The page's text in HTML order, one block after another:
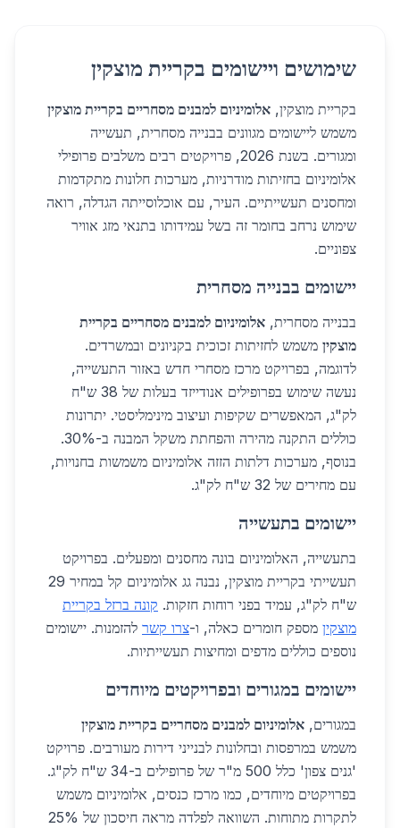
שימושים ויישומים בקריית מוצקין
בקריית מוצקין, אלומיניום למבנים מסחריים בקריית מוצקין
משמש ליישומים מגוונים בבנייה מסחרית, תעשייה
ומגורים. בשנת 2026, פרויקטים רבים משלבים פרופילי
אלומיניום בחזיתות מודרניות, מערכות חלונות מתקדמות
ומחסנים תעשייתיים. העיר, עם אוכלוסייתה הגדלה, רואה
שימוש נרחב בחומר זה בשל עמידותו בתנאי מזג אוויר
צפוניים.
יישומים בבנייה מסחרית
בבנייה מסחרית, אלומיניום למבנים מסחריים בקריית
מוצקין משמש לחזיתות זכוכית בקניונים ובמשרדים.
לדוגמה, בפרויקט מרכז מסחרי חדש באזור התעשייה,
נעשה שימוש בפרופילים אנודייזד בעלות של 38 ש"ח
לק"ג, המאפשרים שקיפות ועיצוב מינימליסטי. יתרונות
כוללים התקנה מהירה והפחתת משקל המבנה ב-30%.
בנוסף, מערכות דלתות הזזה אלומיניום משמשות בחנויות,
עם מחירים של 32 ש"ח לק"ג.
יישומים בתעשייה
בתעשייה, האלומיניום בונה מחסנים ומפעלים. בפרויקט
תעשייתי בקריית מוצקין, נבנה גג אלומיניום קל במחיר 29
ש"ח לק"ג, עמיד בפני רוחות חזקות. קונה ברזל בקריית
מוצקין מספק חומרים כאלה, ו-צרו קשר להזמנות. יישומים
נוספים כוללים מדפים ומחיצות תעשייתיות.
יישומים במגורים ובפרויקטים מיוחדים
במגורים, אלומיניום למבנים מסחריים בקריית מוצקין
משמש במרפסות ובחלונות לבנייני דירות מעורבים. פרויקט
'גנים צפון' כלל 500 מ"ר של פרופילים ב-34 ש"ח לק"ג.
בפרויקטים מיוחדים, כמו מרכז כנסים, אלומיניום משמש
לתקרות מתוחות. השוואה לפלדה מראה חיסכון של 25%